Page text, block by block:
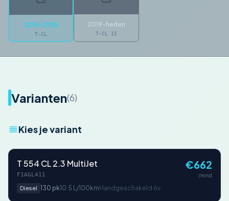
2015-2018
T-CL
2019-heden
T-CL II
Varianten(6)
Kies je variant
T 554 CL 2.3 MultiJet
F1AGL411
Diesel 130 pk10.5 L/100km Handgeschakeld 6v
€662
/mnd